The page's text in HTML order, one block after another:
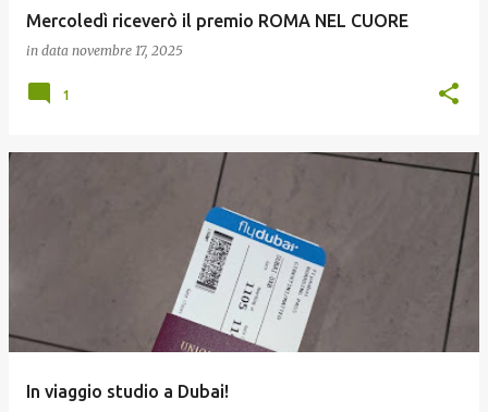
Mercoledì riceverò il premio ROMA NEL CUORE
in data novembre 17, 2025
1
In viaggio studio a Dubai!